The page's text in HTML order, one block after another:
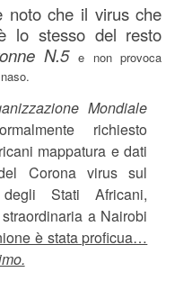
noto che il virus che
lo stesso del resto
N.5e non provoca
Mondiale
richiesto
mappatura e dati
Corona virus sul
degli Stati Africani,
a Nairobi
è stata proficua…